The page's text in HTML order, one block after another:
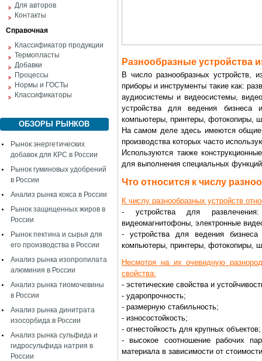
Для авторов
Контакты
Справочная
Классификатор продукции
Термопласты
Добавки
Процессы
Нормы и ГОСТы
Классификаторы
ОБЗОРЫ РЫНКОВ
Рынок энергетических
добавок для КРС в России
Рынок гуминовых удобрений
в России
Анализ рынка кокса в России
Рынок защищенных жиров в
России
Рынок пектина и сырья для
его производства в России
Анализ рынка изопропилата
алюминия в России
Анализ рынка тиомочевины
в России
Анализ рынка динитрата
изосорбида в России
Анализ рынка сульфида и
гидросульфида натрия в
России
Разнообразные устройства
В число разнообразных устройств,
приборы и инструменты такие как:
аудиосистемы и видеосистемы,
устройства для ведения
компьютеры, принтеры, фотокопиры,
На самом деле здесь имеются
производства которых часто
Используются также
для выполнения специальных
Что относится к числу
К числу разнообразных устройств
- устройства для
видеомагнитофоны, электронные
- устройства для ведения
компьютеры, принтеры, фотокопиры,
Несмотря на их очевидную
свойства:
- эстетические свойства и
- ударопрочность;
- размерную стабильность;
- износостойкость;
- огнестойкость для крупных объектов;
- высокое соотношение рабочих
материала в зависимости от